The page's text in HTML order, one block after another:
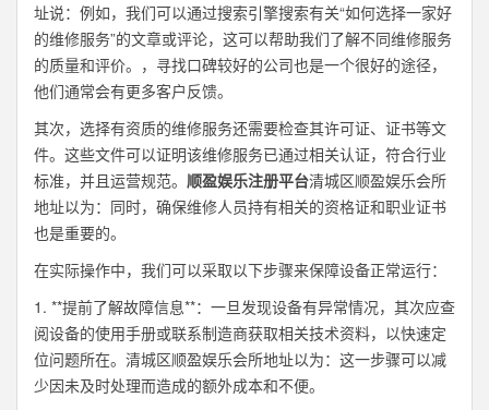
址说：例如，我们可以通过搜索引擎搜索有关“如何选择一家好
的维修服务”的文章或评论，这可以帮助我们了解不同维修服务
的质量和评价。，寻找口碑较好的公司也是一个很好的途径，
他们通常会有更多客户反馈。
其次，选择有资质的维修服务还需要检查其许可证、证书等文
件。这些文件可以证明该维修服务已通过相关认证，符合行业
标准，并且运营规范。 顺盈娱乐注册平台清城区顺盈娱乐会所
地址以为：同时，确保维修人员持有相关的资格证和职业证书
也是重要的。
在实际操作中，我们可以采取以下步骤来保障设备正常运行：
1. **提前了解故障信息**：一旦发现设备有异常情况，其次应查
阅设备的使用手册或联系制造商获取相关技术资料，以快速定
位问题所在。清城区顺盈娱乐会所地址以为：这一步骤可以减
少因未及时处理而造成的额外成本和不便。